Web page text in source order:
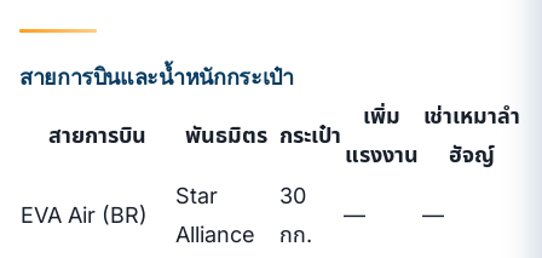
สายการบินและน้ำหนักกระเป๋า
สายการบิน พันธมิตร กระเป๋า
เพิ่ม
แรงงาน
เช่าเหมาลำ
ฮัจญ์
EVA Air (BR)
Star
Alliance
30
กก.
— —